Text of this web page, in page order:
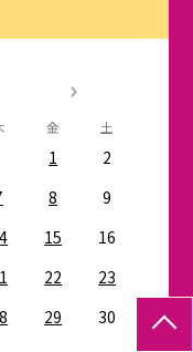
金 土
1
2
8
9
15
16
22
23
29 30